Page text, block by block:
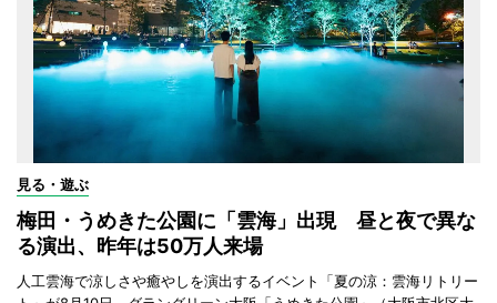
見る・遊ぶ
梅田・うめきた公園に「雲海」出現 昼と夜で異な
る演出、昨年は50万人来場
人工雲海で涼しさや癒やしを演出するイベント「夏の涼：雲海リトリー